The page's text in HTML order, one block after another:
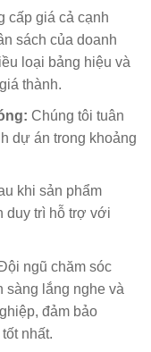
cấp giá cả cạnh
sách của doanh
loại bảng hiệu và
thành.
Chúng tôi tuân
dự án trong khoảng
khi sản phẩm
duy trì hỗ trợ với
ngũ chăm sóc
sàng lắng nghe và
đảm bảo
nhất.